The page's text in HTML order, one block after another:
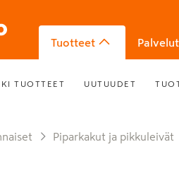
Tuotteet Palvelut
TUOTTEET UUTUUDET
Piparkakut ja pikkuleivät